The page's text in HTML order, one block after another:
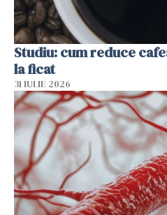
Studiu: cum reduce
la ficat
31 IULIE 2026